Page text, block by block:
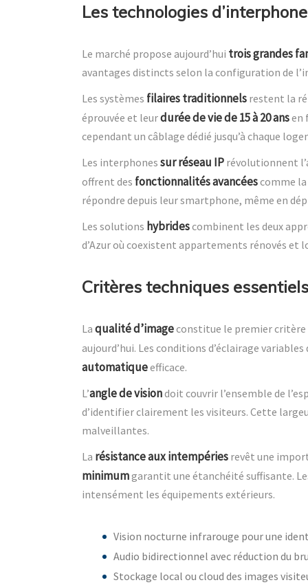
Les technologies
Le marché propose aujourd’hui trois grandes
avantages distincts selon la configuration de
Les systèmes filaires traditionnels restent la
éprouvée et leurdurée de vie de 15 à 20 ansen
cependant un câblage dédié jusqu’à chaque
Les interphones sur réseau IP révolutionnent
offrent des fonctionnalités avancéescomme
répondre depuis leur smartphone, même en
Les solutions hybridescombinent les deux
d’Azur où coexistent appartements rénovés et
Critères techniques
La qualité d’imageconstitue le premier
aujourd’hui. Les conditions d’éclairage
automatiqueefficace.
L’angle de visiondoit couvrir l’ensemble de
d’identifier clairement les visiteurs. Cette
malveillantes.
La résistance aux intempéries revêt une
minimumgarantit une étanchéité suffisante.
intensément les équipements extérieurs.
Vision nocturne infrarouge pour une
Audio bidirectionnel avec réduction du
Stockage local ou cloud des images